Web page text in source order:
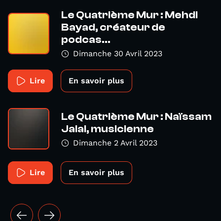
Le Quatrième Mur : Mehdi
Bayad, créateur de
podcas...
Dimanche 30 Avril 2023
Lire En savoir plus
Le Quatrième Mur : Naïssam
Jalal, musicienne
Dimanche 2 Avril 2023
Lire En savoir plus